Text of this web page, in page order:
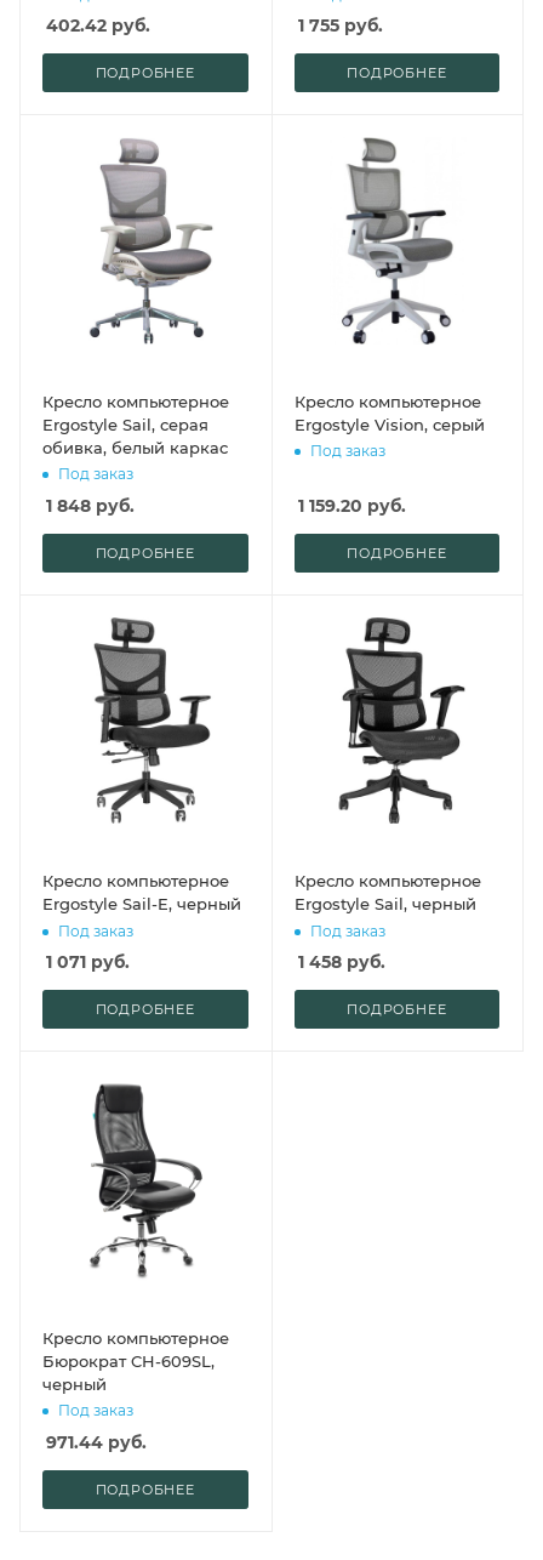
402.42 руб.
ПОДРОБНЕЕ
1 755руб.
ПОДРОБНЕЕ
Кресло компьютерное
Ergostyle Sail, серая
обивка, белый каркас
Под заказ
1 848 руб.
ПОДРОБНЕЕ
Кресло компьютерное
Ergostyle Vision, серый
Под заказ
1 159.20 руб.
ПОДРОБНЕЕ
Кресло компьютерное
Ergostyle Sail-E, черный
Под заказ
1 071 руб.
ПОДРОБНЕЕ
Кресло компьютерное
Ergostyle Sail, черный
Под заказ
1 458руб.
ПОДРОБНЕЕ
Кресло компьютерное
Бюрократ CH-609SL,
черный
Под заказ
971.44 руб.
ПОДРОБНЕЕ